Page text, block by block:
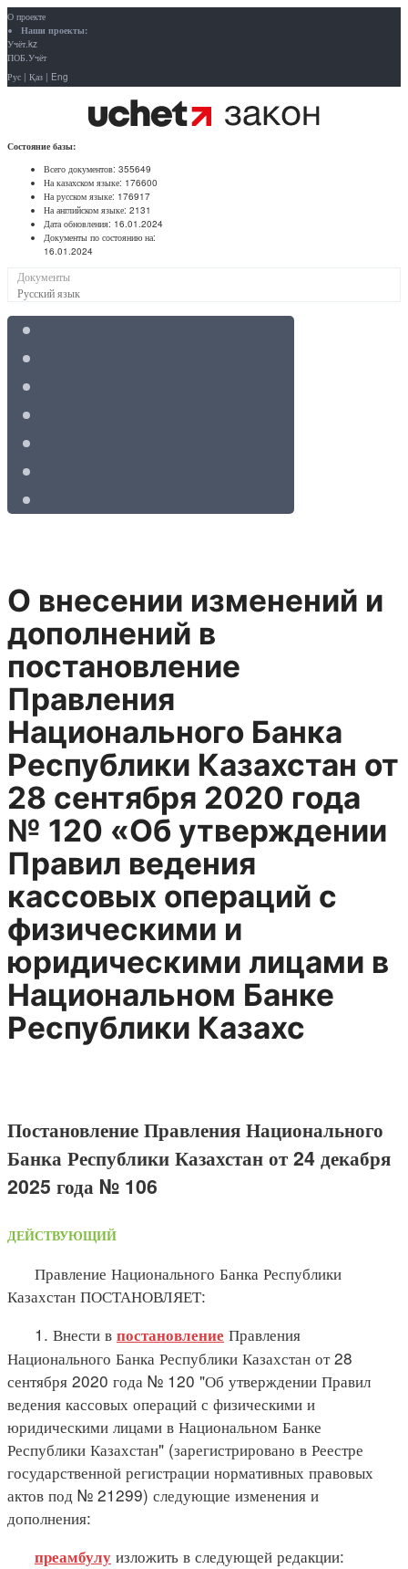
О проекте
Наши проекты:
Учёт.kz
ПОБ.Учёт
Рус | Қаз | Eng
Состояние базы:
Всего документов: 355649
На казахском языке: 176600
На русском языке: 176917
На английском языке: 2131
Дата обновления: 16.01.2024
Документы по состоянию на:
16.01.2024
Документы
Русский язык
О внесении изменений и
дополнений в
постановление
Правления
Национального Банка
Республики Казахстан от
28 сентября 2020 года
№ 120 «Об утверждении
Правил ведения
кассовых операций с
физическими и
юридическими лицами в
Национальном Банке
Республики Казахс
Постановление Правления Национального
Банка Республики Казахстан от 24 декабря
2025 года № 106
ДЕЙСТВУЮЩИЙ
Правление Национального Банка Республики
Казахстан ПОСТАНОВЛЯЕТ:
1. Внести в постановление Правления
Национального Банка Республики Казахстан от 28
сентября 2020 года № 120 "Об утверждении Правил
ведения кассовых операций с физическими и
юридическими лицами в Национальном Банке
Республики Казахстан" (зарегистрировано в Реестре
государственной регистрации нормативных правовых
актов под № 21299) следующие изменения и
дополнения:
преамбулу изложить в следующей редакции: